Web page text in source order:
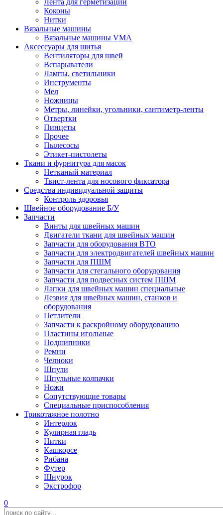
Лента для герметизации
Коконы
Нитки
Вязальные машины
Вязальные машины VMA
Аксессуары для шитья
Вентиляторы для швей
Вспарыватели
Лампы, светильники
Инструменты
Мел
Ножницы
Метры, линейки, угольники, сантиметр-ленты
Отвертки
Пинцеты
Прочее
Пылесосы
Этикет-пистолеты
Ткани и фурнитура для масок
Нетканый материал
Твист-лента для носового фиксатора
Средства индивидуальной защиты
Контроль здоровья
Швейное оборудование Б/У
Запчасти
Винты для швейных машин
Двигатели ткани для швейных машин
Запчасти для оборудования ВТО
Запчасти для электродвигателей швейных машин
Запчасти для ПШМ
Запчасти для стегального оборудования
Запчасти для подвесных систем ПШМ
Лапки для швейных машин специальные
Лезвия для швейных машин, станков и
оборудования
Петлители
Запчасти к раскройному оборудованию
Пластины игольные
Подшипники
Ремни
Челноки
Шпули
Шпульные колпачки
Ножи
Сопутствующие товары
Специальные приспособления
Трикотажное полотно
Интерлок
Кулирная гладь
Нитки
Кашкорсе
Рибана
Футер
Шнурок
Экстрофор
0